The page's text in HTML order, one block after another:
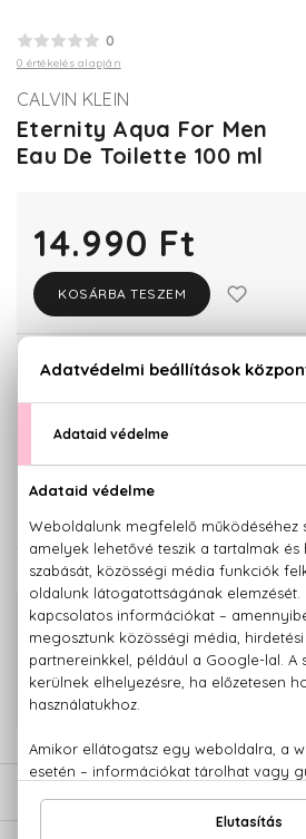
0
0 értékelés alapján
CALVIN KLEIN
Eternity Aqua For Men
Eau De Toilette 100 ml
14.990 Ft
KOSÁRBA TESZEM
KISZERELÉS
KAPCSOLÓDÓ
100% eredeti termékek,14 napos
Kérdésed van, elakadtál? Hívd
779 1926